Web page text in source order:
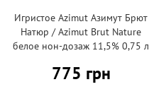
Игристое Azimut Азимут Брют
Натюр / Azimut Brut Nature
белое нон-дозаж 11,5% 0,75 л
775 грн